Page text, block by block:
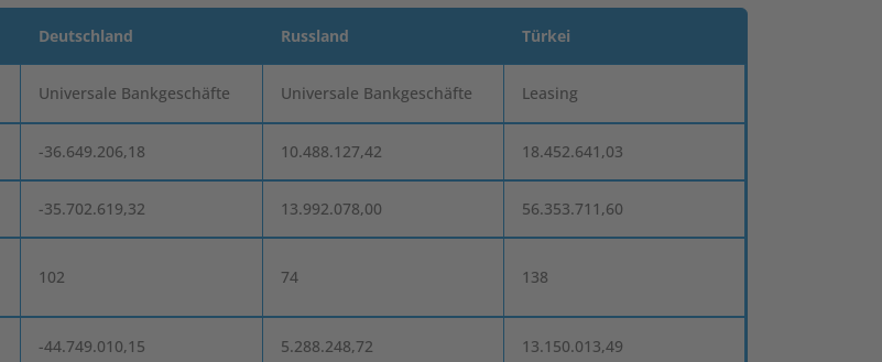
Deutschland Russland Türkei
Universale Bankgeschäfte Universale Bankgeschäfte Leasing
-36.649.206,18 10.488.127,42 18.452.641,03
-35.702.619,32 13.992.078,00 56.353.711,60
102 74 138
-44.749.010,15 5.288.248,72 13.150.013,49